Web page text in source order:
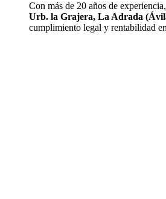
Con más de 20 años de experiencia,
Urb. la Grajera, La Adrada
cumplimiento legal y rentabilidad